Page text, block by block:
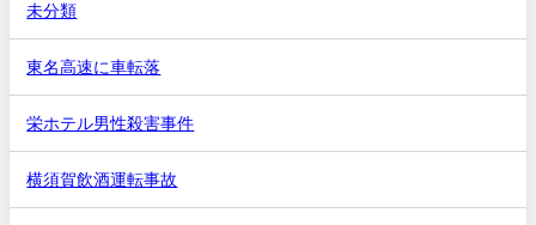
未分類
東名高速に車転落
栄ホテル男性殺害事件
横須賀飲酒運転事故